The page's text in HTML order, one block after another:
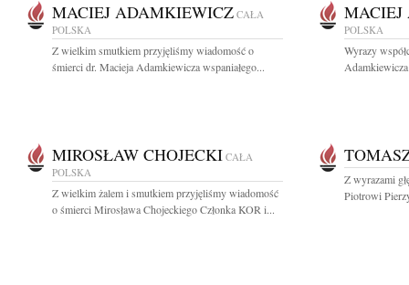
MACIEJ ADAMKIEWICZ CAŁA
POLSKA
Z wielkim smutkiem przyjęliśmy wiadomość o
śmierci dr. Macieja Adamkiewicza wspaniałego...
POLSKA
Wyrazy
MIROSŁAW CHOJECKI CAŁA
POLSKA
Z wielkim żalem i smutkiem przyjęliśmy wiadomość
o śmierci Mirosława Chojeckiego Członka KOR i...
Z wyrazami
Piotrowi